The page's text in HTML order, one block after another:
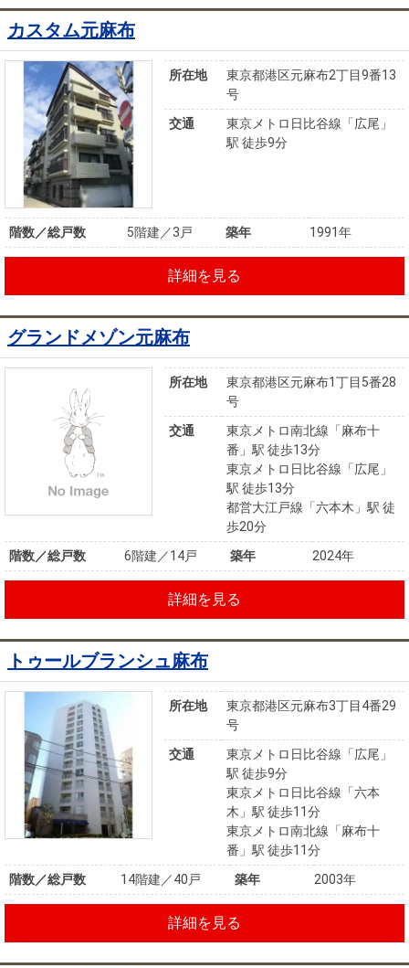
カスタム元麻布
所在地
東京都港区元麻布2丁目9番13
号
交通
東京メトロ日比谷線「広尾」
駅 徒歩9分
階数／総戸数 5階建／3戸 築年 1991年
詳細を見る
グランドメゾン元麻布
所在地
東京都港区元麻布1丁目5番28
号
交通
東京メトロ南北線「麻布十
番」駅 徒歩13分
東京メトロ日比谷線「広尾」
駅 徒歩13分
都営大江戸線「六本木」駅 徒
歩20分
階数／総戸数
6階建／14戸 築年 2024年
詳細を見る
トゥールブランシュ麻布
所在地
東京都港区元麻布3丁目4番29
号
交通
東京メトロ日比谷線「広尾」
駅 徒歩9分
東京メトロ日比谷線「六本
木」駅 徒歩11分
東京メトロ南北線「麻布十
番」駅 徒歩11分
階数／総戸数
14階建／40戸 築年 2003年
詳細を見る